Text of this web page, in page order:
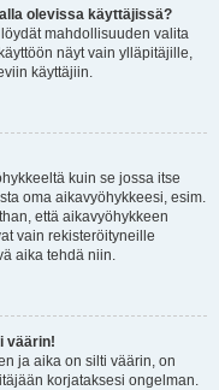
olevissa käyttäjissä?
mahdollisuuden valita
näyt vain ylläpitäjille,
käyttäjiin.
kuin se jossa itse
oma aikavyöhykkeesi, esim.
että aikavyöhykkeen
vain rekisteröityneille
aika tehdä niin.
väärin!
ja aika on silti väärin, on
korjataksesi ongelman.